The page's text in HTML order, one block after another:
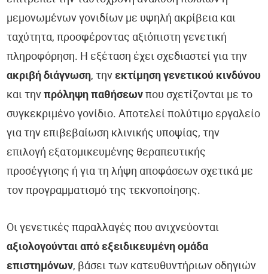
μεμονωμένων γονιδίων με υψηλή ακρίβεια και
ταχύτητα, προσφέροντας αξιόπιστη γενετική
πληροφόρηση. Η εξέταση έχει σχεδιαστεί για την
ακριβή διάγνωση, τηνεκτίμηση γενετικού κινδύνου
και τηνπρόληψη παθήσεων που σχετίζονται με το
συγκεκριμένο γονίδιο. Αποτελεί πολύτιμο εργαλείο
για την επιβεβαίωση κλινικής υποψίας, την
επιλογή εξατομικευμένης θεραπευτικής
προσέγγισης ή για τη λήψη αποφάσεων σχετικά με
τον προγραμματισμό της τεκνοποίησης.
Οι γενετικές παραλλαγές που ανιχνεύονται
αξιολογούνται από εξειδικευμένη ομάδα
επιστημόνων, βάσει των κατευθυντήριων οδηγιών